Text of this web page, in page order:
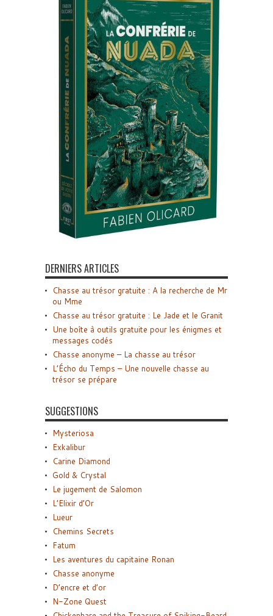
DERNIERS ARTICLES
Chasse au trésor gratuite : A la recherche de Mr
ou Mme
Chasse au trésor gratuite : Le Jade et le Granit
Une boîte à outils gratuite pour les énigmes et
messages codés
Chasse anonyme – La chasse au trésor
L’Écho du Temps – Une nouvelle chasse au
trésor se prépare
SUGGESTIONS
Mysteriosa
Exkalibur
Carine Diamond
Gold & Crystal
Le jugement de Salomon
L’Elixir d’Or
Lueur
Chemins Secrets
Fatum
Les aventures du capitaine Ronan
Chasse anonyme
D’encre et d’or
N-Zone Quest